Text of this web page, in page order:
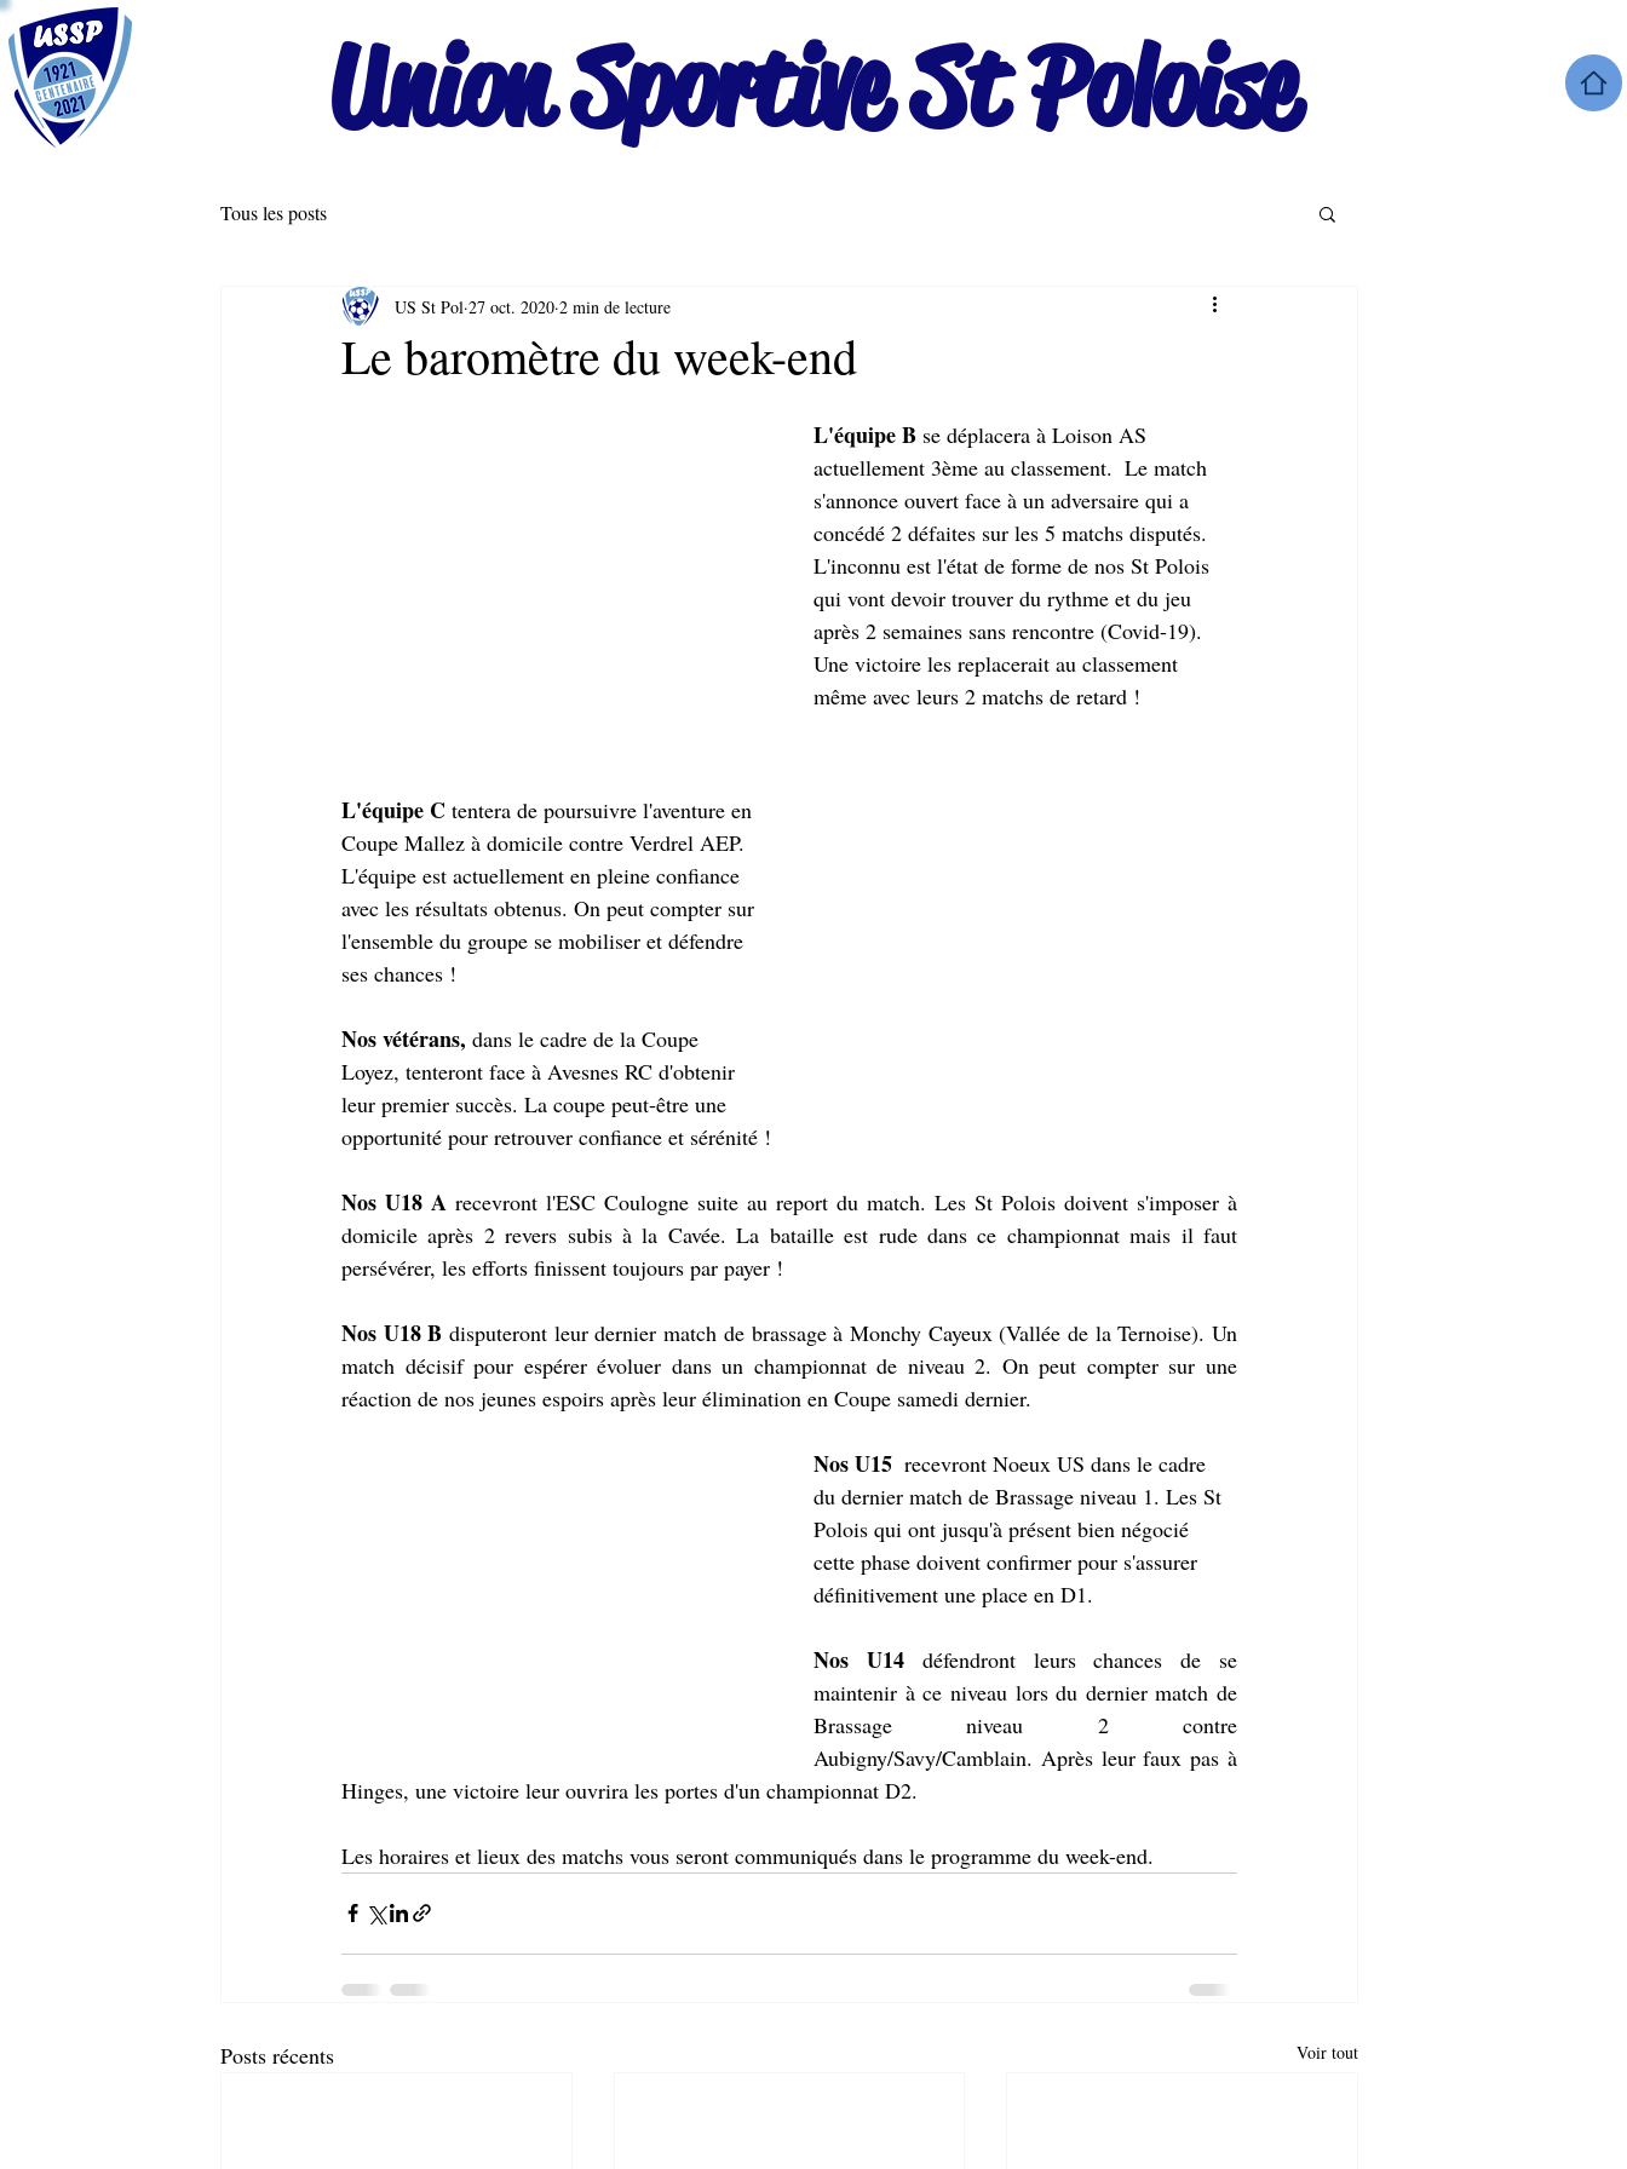
Union Sportive St Poloise
Tous les posts
Le baromètre du week-end
US St Pol 27 oct. 2020 2 min de lecture
L'équipe B se déplacera à Loison AS
actuellement 3ème au classement.  Le match
s'annonce ouvert face à un adversaire qui a
concédé 2 défaites sur les 5 matchs disputés.
L'inconnu est l'état de forme de nos St Polois
qui vont devoir trouver du rythme et du jeu
après 2 semaines sans rencontre (Covid-19).
Une victoire les replacerait au classement
même avec leurs 2 matchs de retard !
L'équipe C tentera de poursuivre l'aventure en
Coupe Mallez à domicile contre Verdrel AEP.
L'équipe est actuellement en pleine confiance
avec les résultats obtenus. On peut compter sur
l'ensemble du groupe se mobiliser et défendre
ses chances !
Nos vétérans, dans le cadre de la Coupe
Loyez, tenteront face à Avesnes RC d'obtenir
leur premier succès. La coupe peut-être une
opportunité pour retrouver confiance et sérénité !
Nos U18 A recevront l'ESC Coulogne suite au report du match. Les St Polois doivent s'imposer à
domicile après 2 revers subis à la Cavée. La bataille est rude dans ce championnat mais il faut
persévérer, les efforts finissent toujours par payer !
Nos U18 B disputeront leur dernier match de brassage à Monchy Cayeux (Vallée de la Ternoise). Un
match décisif pour espérer évoluer dans un championnat de niveau 2. On peut compter sur une
réaction de nos jeunes espoirs après leur élimination en Coupe samedi dernier.
Nos U15 recevront Noeux US dans le cadre
du dernier match de Brassage niveau 1. Les St
Polois qui ont jusqu'à présent bien négocié
cette phase doivent confirmer pour s'assurer
définitivement une place en D1.
Nos U14 défendront leurs chances de se
maintenir à ce niveau lors du dernier match de
Brassage niveau 2 contre
Aubigny/Savy/Camblain. Après leur faux pas à
Hinges, une victoire leur ouvrira les portes d'un championnat D2.
Les horaires et lieux des matchs vous seront communiqués dans le programme du week-end.
Posts récents Voir tout